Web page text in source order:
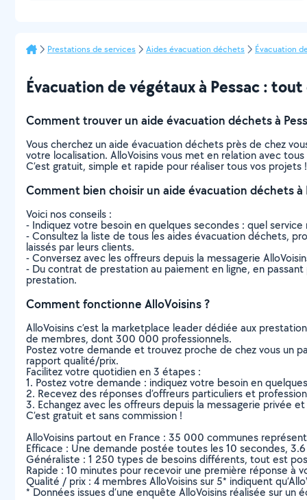
Prestations de services Aides évacuation déchets Évacuation
Évacuation de végétaux à Pessac :
Comment trouver un aide évacuation déchets à
Vous cherchez un aide évacuation déchets près de chez
votre localisation. AlloVoisins vous met en relation avec
C’est gratuit, simple et rapide pour réaliser tous vos projets !
Comment bien choisir un aide évacuation déchets à
Voici nos conseils :
- Indiquez votre besoin en quelques secondes : quel
- Consultez la liste de tous les aides évacuation déchets,
laissés par leurs clients.
- Conversez avec les offreurs depuis la messagerie
- Du contrat de prestation au paiement en ligne, en
prestation.
Comment fonctionne AlloVoisins ?
AlloVoisins c’est la marketplace leader dédiée aux
de membres, dont 300 000 professionnels.
Postez votre demande et trouvez proche de chez vous un
rapport qualité/prix.
Facilitez votre quotidien en 3 étapes :
1. Postez votre demande : indiquez votre besoin en
2. Recevez des réponses d’offreurs particuliers et
3. Echangez avec les offreurs depuis la messagerie privée
C’est gratuit et sans commission !
AlloVoisins partout en France : 35 000 communes
Efficace : Une demande postée toutes les 10 secondes,
Généraliste : 1 250 types de besoins différents, tout est
Rapide : 10 minutes pour recevoir une première réponse à
Qualité / prix : 4 membres AlloVoisins sur 5* indiquent
* Données issues d’une enquête AlloVoisins réalisée sur